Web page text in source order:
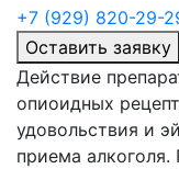
+7 (929) 820-29-
Оставить заявку
Действие
опиоидных
удовольствия и
приема